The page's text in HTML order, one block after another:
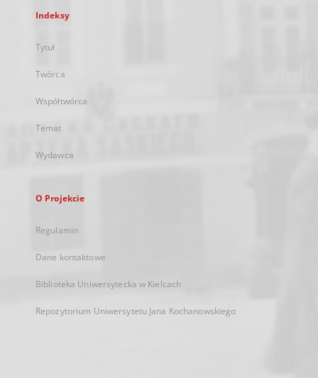
Indeksy
Tytuł
Twórca
Współtwórca
Temat
Wydawca
O Projekcie
Regulamin
Dane kontaktowe
Biblioteka Uniwersytecka w Kielcach
Repozytorium Uniwersytetu Jana Kochanowskiego